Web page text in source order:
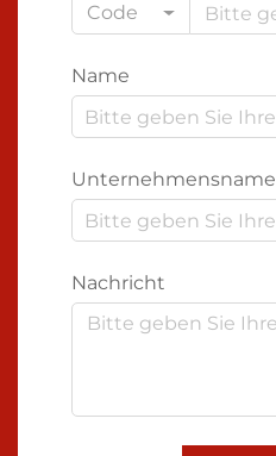
Code
Name
Unternehmensname
Nachricht